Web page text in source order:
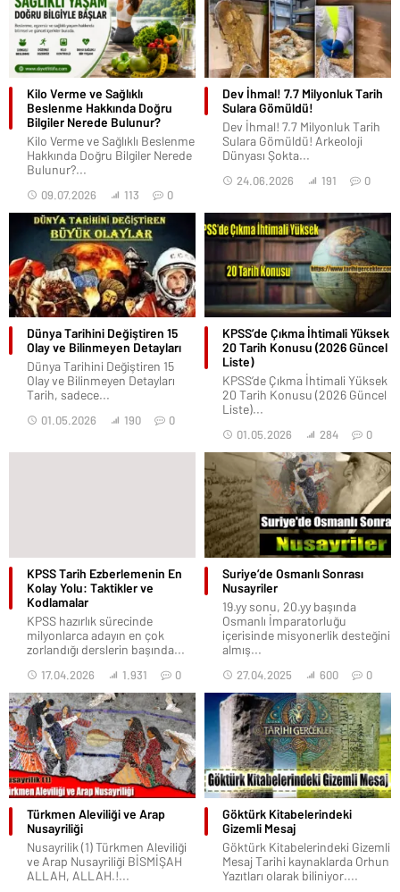
Kilo Verme ve Sağlıklı
Beslenme Hakkında Doğru
Bilgiler Nerede Bulunur?
Kilo Verme ve Sağlıklı Beslenme
Hakkında Doğru Bilgiler Nerede
Bulunur?...
09.07.2026 113 0
Dev İhmal! 7.7 Milyonluk Tarih
Sulara Gömüldü!
Dev İhmal! 7.7 Milyonluk Tarih
Sulara Gömüldü! Arkeoloji
Dünyası Şokta...
24.06.2026 191 0
Dünya Tarihini Değiştiren 15
Olay ve Bilinmeyen Detayları
Dünya Tarihini Değiştiren 15
Olay ve Bilinmeyen Detayları
Tarih, sadece...
01.05.2026 190 0
KPSS’de Çıkma İhtimali Yüksek
20 Tarih Konusu (2026 Güncel
Liste)
KPSS’de Çıkma İhtimali Yüksek
20 Tarih Konusu (2026 Güncel
Liste)...
01.05.2026 284 0
KPSS Tarih Ezberlemenin En
Kolay Yolu: Taktikler ve
Kodlamalar
KPSS hazırlık sürecinde
milyonlarca adayın en çok
zorlandığı derslerin başında...
17.04.2026 1.931 0
Suriye’de Osmanlı Sonrası
Nusayriler
19.yy sonu, 20.yy başında
Osmanlı İmparatorluğu
içerisinde misyonerlik desteğini
almış...
27.04.2025 600 0
Türkmen Aleviliği ve Arap
Nusayriliği
Nusayrilik (1) Türkmen Aleviliği
ve Arap Nusayriliği BİSMİŞAH
ALLAH, ALLAH.!...
Göktürk Kitabelerindeki
Gizemli Mesaj
Göktürk Kitabelerindeki Gizemli
Mesaj Tarihi kaynaklarda Orhun
Yazıtları olarak biliniyor....